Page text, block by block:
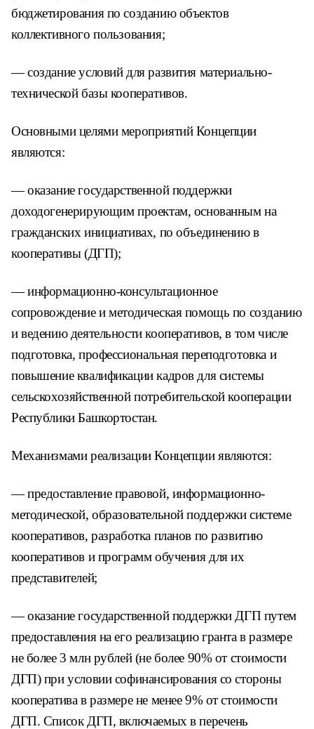
бюджетирования по созданию объектов
коллективного пользования;
— создание условий для развития материально-
технической базы кооперативов.
Основными целями мероприятий Концепции
являются:
— оказание государственной поддержки
доходогенерирующим проектам, основанным на
гражданских инициативах, по объединению в
кооперативы (ДГП);
— информационно-консультационное
сопровождение и методическая помощь по созданию
и ведению деятельности кооперативов, в том числе
подготовка, профессиональная переподготовка и
повышение квалификации кадров для системы
сельскохозяйственной потребительской кооперации
Республики Башкортостан.
Механизмами реализации Концепции являются:
— предоставление правовой, информационно-
методической, образовательной поддержки системе
кооперативов, разработка планов по развитию
кооперативов и программ обучения для их
представителей;
— оказание государственной поддержки ДГП путем
предоставления на его реализацию гранта в размере
не более 3 млн рублей (не более 90% от стоимости
ДГП) при условии софинансирования со стороны
кооператива в размере не менее 9% от стоимости
ДГП. Список ДГП, включаемых в перечень